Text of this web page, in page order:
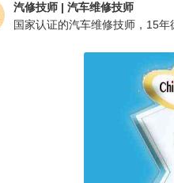
汽修技师 | 汽车维修技师